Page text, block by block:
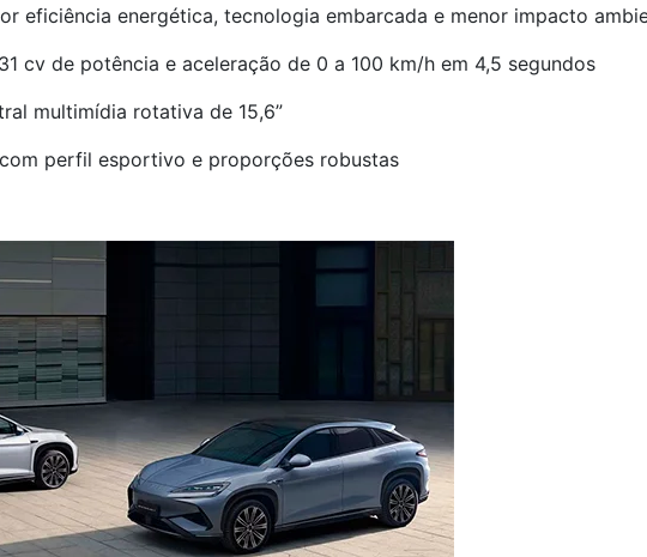
eficiência energética, tecnologia embarcada e menor impacto
cv de potência e aceleração de 0 a 100 km/h em 4,5 segundos
multimídia rotativa de 15,6”
perfil esportivo e proporções robustas